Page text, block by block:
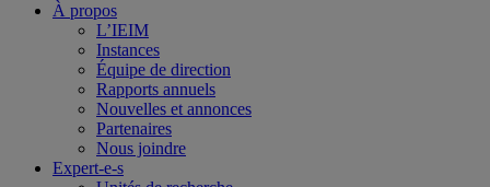
À propos
L’IEIM
Instances
Équipe de direction
Rapports annuels
Nouvelles et annonces
Partenaires
Nous joindre
Expert-e-s